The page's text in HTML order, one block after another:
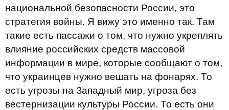
национальной безопасности России, это
стратегия войны. Я вижу это именно так. Там
такие есть пассажи о том, что нужно укреплять
влияние российских средств массовой
информации в мире, которые сообщают о том,
что украинцев нужно вешать на фонарях. То
есть угрозы на Западный мир, угроза без
вестернизации культуры России. То есть они